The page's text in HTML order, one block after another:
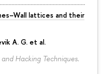
lattices and their
A. G. et al.
Hacking Techniques.